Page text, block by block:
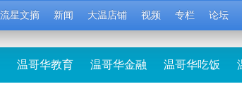
流星文摘 新闻 大温店铺 视频 专栏 论坛
温哥华教育 温哥华金融 温哥华吃饭